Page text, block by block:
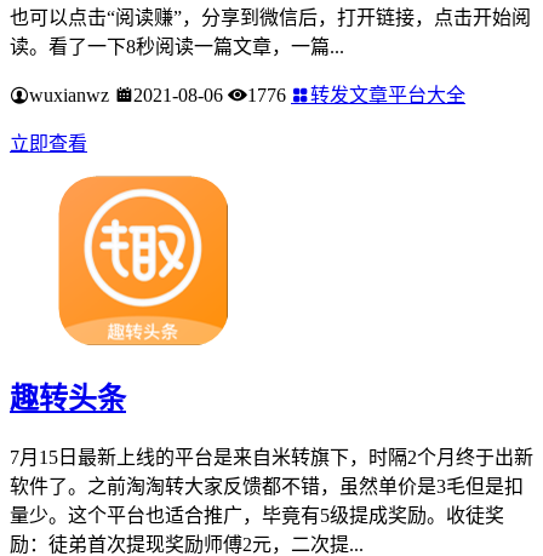
也可以点击“阅读赚”，分享到微信后，打开链接，点击开始阅
读。看了一下8秒阅读一篇文章，一篇...
wuxianwz 2021-08-06 1776 转发文章平台大全
立即查看
趣转头条
7月15日最新上线的平台是来自米转旗下，时隔2个月终于出新
软件了。之前淘淘转大家反馈都不错，虽然单价是3毛但是扣
量少。这个平台也适合推广，毕竟有5级提成奖励。收徒奖
励：徒弟首次提现奖励师傅2元，二次提...